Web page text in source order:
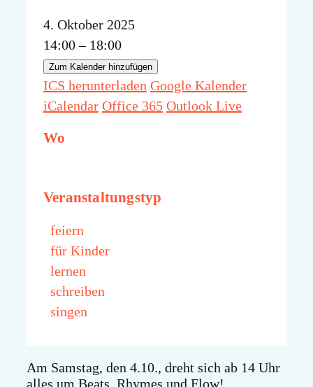
4. Oktober 2025
14:00 – 18:00
Zum Kalender hinzufügen
ICS herunterladen Google Kalender
iCalendar Office 365 Outlook Live
Wo
Veranstaltungstyp
feiern
für Kinder
lernen
schreiben
singen
Am Samstag, den 4.10., dreht sich ab 14 Uhr
alles um Beats, Rhymes und Flow!